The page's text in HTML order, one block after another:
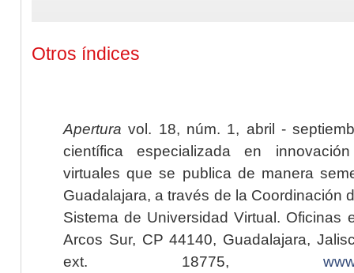
Otros índices
Apertura vol. 18, núm. 1, abril -
científica especializada en
virtuales que se publica de manera
Guadalajara, a través de la Coordinación
Sistema de Universidad Virtual. Oficinas
Arcos Sur, CP 44140, Guadalajara,
ext. 18775,